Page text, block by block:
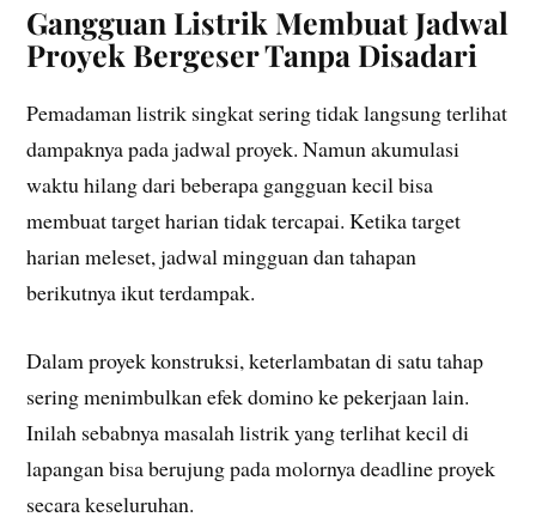
Gangguan Listrik Membuat Jadwal
Proyek Bergeser Tanpa Disadari
Pemadaman listrik singkat sering tidak langsung terlihat
dampaknya pada jadwal proyek. Namun akumulasi
waktu hilang dari beberapa gangguan kecil bisa
membuat target harian tidak tercapai. Ketika target
harian meleset, jadwal mingguan dan tahapan
berikutnya ikut terdampak.
Dalam proyek konstruksi, keterlambatan di satu tahap
sering menimbulkan efek domino ke pekerjaan lain.
Inilah sebabnya masalah listrik yang terlihat kecil di
lapangan bisa berujung pada molornya deadline proyek
secara keseluruhan.